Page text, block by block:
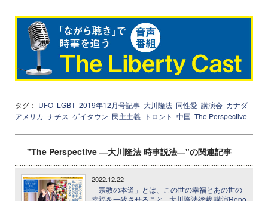
タグ： UFO LGBT 2019年12月号記事 大川隆法 同性愛 講演会 カナダ
アメリカ ナチス ゲイタウン 民主主義 トロント 中国 The Perspective
"The Perspective ―大川隆法 時事説法―"の関連記事
2022.12.22
「宗教の本道」とは、この世の幸福とあの世の